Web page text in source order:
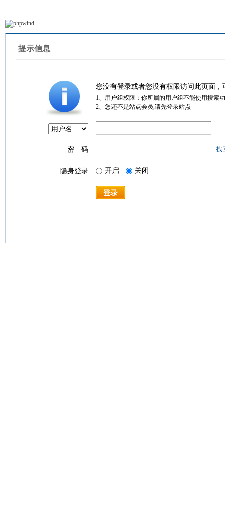
提示信息
您没有登录或者您没有权限访问此页面
1、用户组权限：你所属的用户组不能使用搜索
2、您还不是站点会员,请先登录站点
密 码 找
隐身登录 开启 关闭
登录